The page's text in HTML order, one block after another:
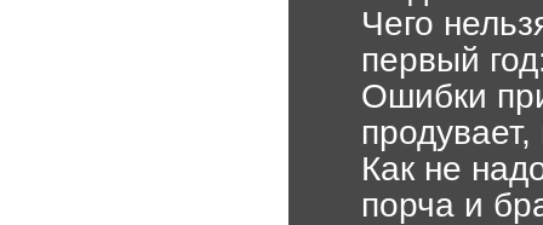
Чего
первый
Ошибки
Как не
порча и